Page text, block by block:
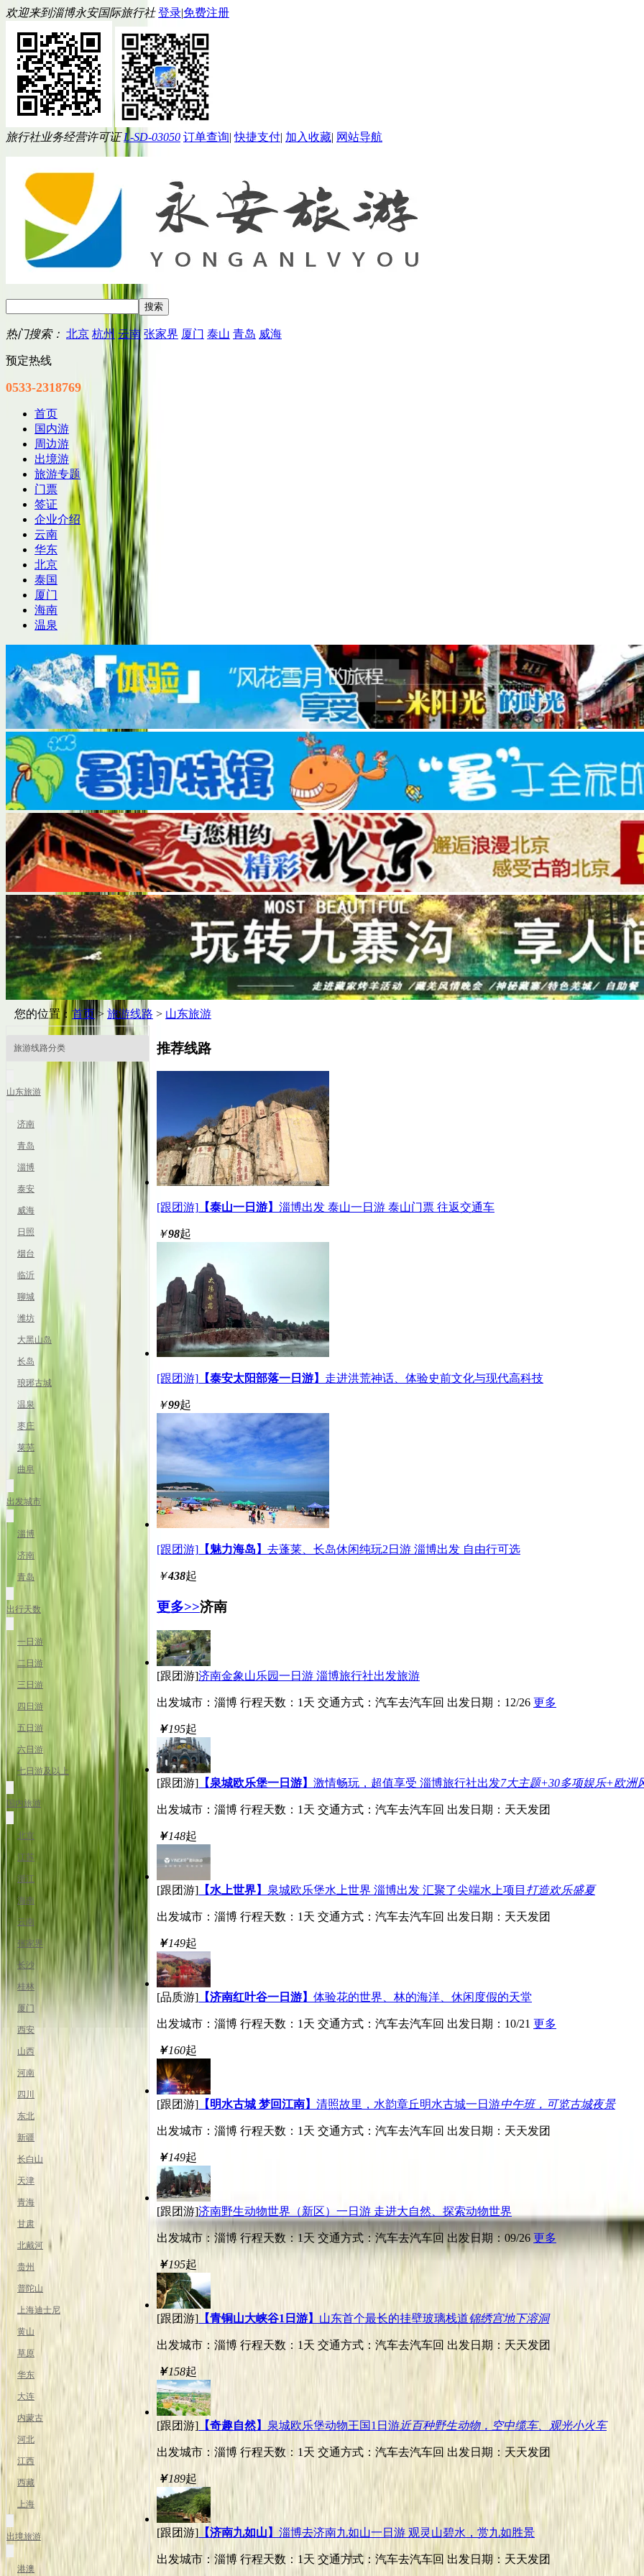
欢迎来到淄博永安国际旅行社登录|免费注册
旅行社业务经营许可证L-SD-03050 订单查询|快捷支付| 加入收藏| 网站导航
热门搜索： 北京 杭州 云南 张家界 厦门 泰山 青岛 威海
预定热线
0533-2318769
首页
国内游
周边游
出境游
旅游专题
门票
签证
企业介绍
云南
华东
北京
泰国
厦门
海南
温泉
您的位置： 首页> 旅游线路 > 山东旅游
旅游线路分类
山东旅游
济南
青岛
淄博
泰安
威海
日照
烟台
临沂
聊城
潍坊
大黑山岛
长岛
琅琊古城
温泉
枣庄
莱芜
曲阜
出发城市
淄博
济南
青岛
出行天数
一日游
二日游
三日游
四日游
五日游
六日游
七日游及以上
国内旅游
北京
江苏
浙江
海南
云南
张家界
长沙
桂林
厦门
西安
山西
河南
四川
东北
新疆
长白山
天津
青海
甘肃
北戴河
贵州
普陀山
上海迪士尼
黄山
草原
华东
大连
内蒙古
河北
江西
西藏
上海
出境旅游
港澳
推荐线路
[跟团游] 【泰山一日游】 淄博出发 泰山一日游 泰山门票 往返交通车
￥98起
[跟团游] 【泰安太阳部落一日游】 走进洪荒神话、体验史前文化与现代高科技
￥99起
[跟团游] 【魅力海岛】 去蓬莱、长岛休闲纯玩2日游 淄博出发 自由行可选
￥438起
更多>>济南
[跟团游]济南金象山乐园一日游 淄博旅行社出发旅游
出发城市：淄博 行程天数：1天 交通方式：汽车去汽车回 出发日期：12/26 更多
￥195起
[跟团游] 【泉城欧乐堡一日游】 激情畅玩，超值享受 淄博旅行社出发7大主题+30多项娱乐+欧洲
出发城市：淄博 行程天数：1天 交通方式：汽车去汽车回 出发日期：天天发团
￥148起
[跟团游] 【水上世界】 泉城欧乐堡水上世界 淄博出发 汇聚了尖端水上项目 打造欢乐盛夏
出发城市：淄博 行程天数：1天 交通方式：汽车去汽车回 出发日期：天天发团
￥149起
[品质游] 【济南红叶谷一日游】 体验花的世界、林的海洋、休闲度假的天堂
出发城市：淄博 行程天数：1天 交通方式：汽车去汽车回 出发日期：10/21 更多
￥160起
[跟团游] 【明水古城 梦回江南】 清照故里，水韵章丘明水古城一日游中午班，可览古城夜景
出发城市：淄博 行程天数：1天 交通方式：汽车去汽车回 出发日期：天天发团
￥149起
[跟团游]济南野生动物世界（新区）一日游 走进大自然、探索动物世界
出发城市：淄博 行程天数：1天 交通方式：汽车去汽车回 出发日期：09/26 更多
￥195起
[跟团游] 【青铜山大峡谷1日游】 山东首个最长的挂壁玻璃栈道锦绣宫地下溶洞
出发城市：淄博 行程天数：1天 交通方式：汽车去汽车回 出发日期：天天发团
￥158起
[跟团游] 【奇趣自然】 泉城欧乐堡动物王国1日游近百种野生动物，空中缆车、观光小火车
出发城市：淄博 行程天数：1天 交通方式：汽车去汽车回 出发日期：天天发团
￥189起
[跟团游] 【济南九如山】 淄博去济南九如山一日游 观灵山碧水，赏九如胜景
出发城市：淄博 行程天数：1天 交通方式：汽车去汽车回 出发日期：天天发团